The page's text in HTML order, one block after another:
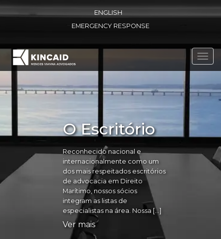
ENGLISH
EMERGENCY RESPONSE
O Escritório
Reconhecido nacional e
internacionalmente como um
dos mais respeitados escritórios
de advocacia em Direito
Marítimo, nossos sócios
integram as listas de
especialistas na área. Nossa […]
Ver mais